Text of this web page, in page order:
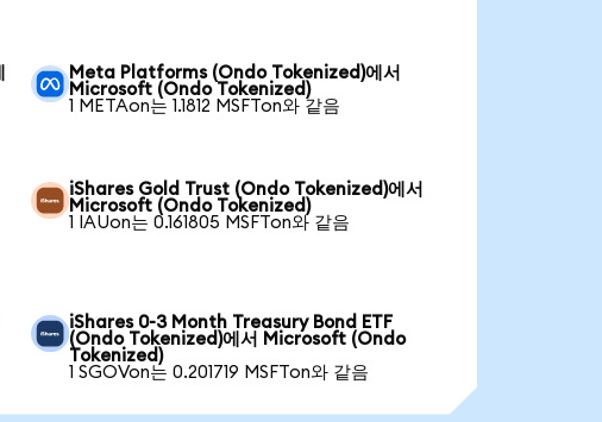
Meta Platforms (Ondo Tokenized)에서
Microsoft (Ondo Tokenized)
1 METAon는 1.1812 MSFTon와 같음
iShares Gold Trust (Ondo Tokenized)에서
Microsoft (Ondo Tokenized)
1 IAUon는 0.161805 MSFTon와 같음
iShares 0-3 Month Treasury Bond ETF
(Ondo Tokenized)에서 Microsoft (Ondo
Tokenized)
1 SGOVon는 0.201719 MSFTon와 같음